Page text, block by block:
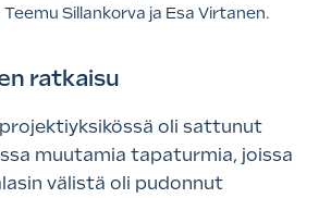
Sillankorva ja Esa Virtanen.
ratkaisu
projektiyksikössä oli sattunut
muutamia tapaturmia, joissa
välistä oli pudonnut